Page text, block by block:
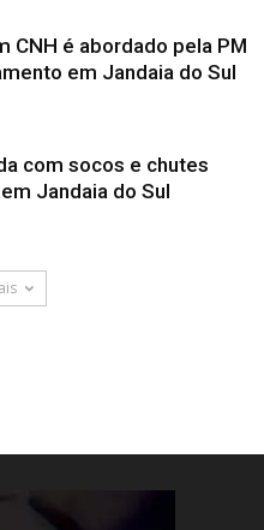
CNH é abordado pela PM
em Jandaia do Sul
com socos e chutes
Jandaia do Sul